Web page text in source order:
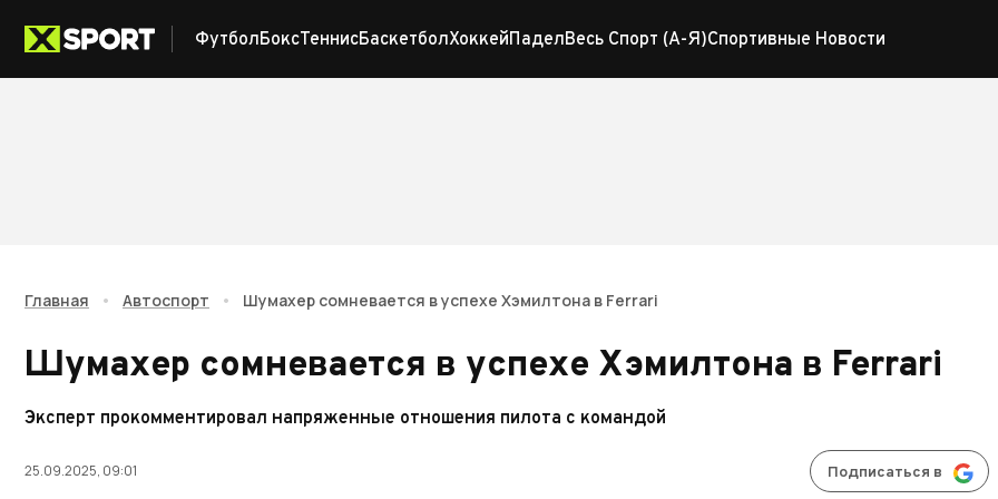
ФутболБоксТеннисБаскетболХоккейПаделВесь Спорт (А-Я)Спортивные Новости
Главная • Автоспорт • Шумахер сомневается в успехе Хэмилтона в Ferrari
Шумахер сомневается в успехе Хэмилтона в Ferrari
Эксперт прокомментировал напряженные отношения пилота с командой
25.09.2025, 09:01 Подписаться в